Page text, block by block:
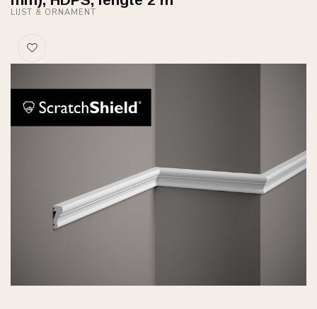
LIJST & ORNAMENT